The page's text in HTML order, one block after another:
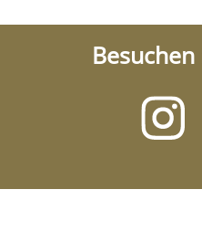
Besuchen
Sie
auf